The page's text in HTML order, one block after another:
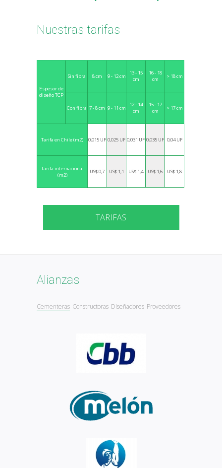
Nuestras tarifas
Espesor de
diseño TCP
Sin fibra 8 cm 9 - 12 cm
13 - 15
cm
16 - 18
cm
> 18 cm
Con fibra 7 - 8 cm 9 - 11 cm
12 - 14
cm
15 - 17
cm
> 17 cm
Tarifa en Chile (m2) 0,015 UF 0,025 UF 0,031 UF 0,035 UF 0,04 UF
Tarifa internacional
(m2)
US$ 0,7 US$ 1,1 US$ 1,4 US$ 1,6 US$ 1,8
TARIFAS
Alianzas
Cementeras Constructoras Diseñadores Proveedores